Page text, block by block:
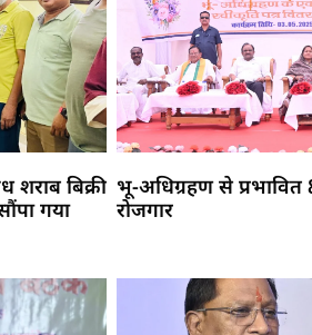
बिक्री
गया
भू-अधिग्रहण से
रोजगार